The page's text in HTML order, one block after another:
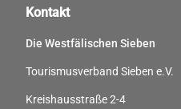
Kontakt
Die Westfälischen Sieben
Tourismusverband Sieben e.V.
Kreishausstraße 2-4